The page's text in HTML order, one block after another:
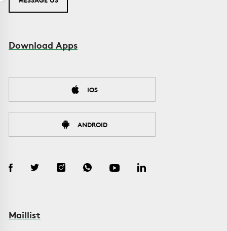
Download Apps
IOS
ANDROID
Maillist